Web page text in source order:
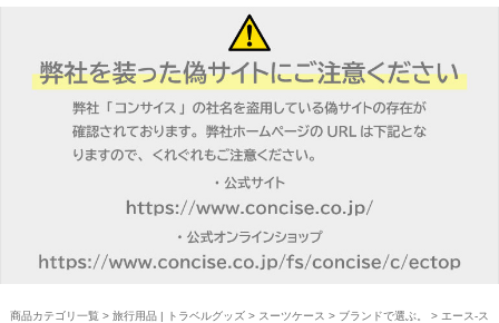
商品カテゴリ一覧 > 旅行用品 | トラベルグッズ> スーツケース > ブランドで選ぶ。 > エース-ス